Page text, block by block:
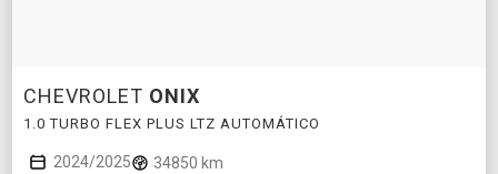
CHEVROLET ONIX
1.0 TURBO FLEX PLUS LTZ AUTOMÁTICO
2024/2025 34850 km